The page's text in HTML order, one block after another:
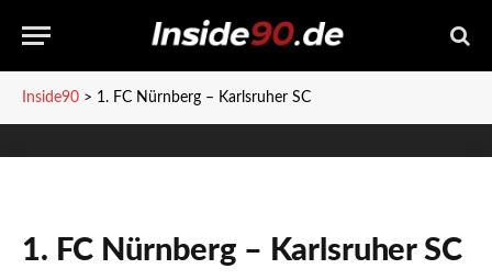
Inside90 > 1. FC Nürnberg – Karlsruher SC
1. FC Nürnberg – Karlsruher SC